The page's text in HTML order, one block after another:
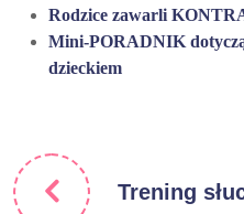
Rodzice zawarli
Mini-PORADNIK
dzieckiem
Trening